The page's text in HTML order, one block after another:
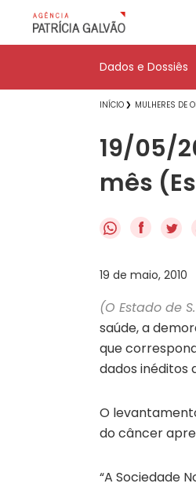
Dados e Dossiês
INÍCIO MULHERES DE
19/05/
mês
f
19 de maio, 2010
(O Estado de
saúde, a
que
dados inéditos
O
do câncer
“A Sociedade